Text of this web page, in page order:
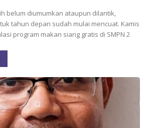
belum diumumkan ataupun dilantik,
tahun depan sudah mulai mencuat. Kamis
program makan siang gratis di SMPN 2